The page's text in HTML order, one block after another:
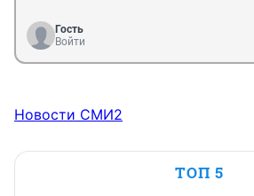
Гость
Войти
Новости СМИ2
ТОП 5